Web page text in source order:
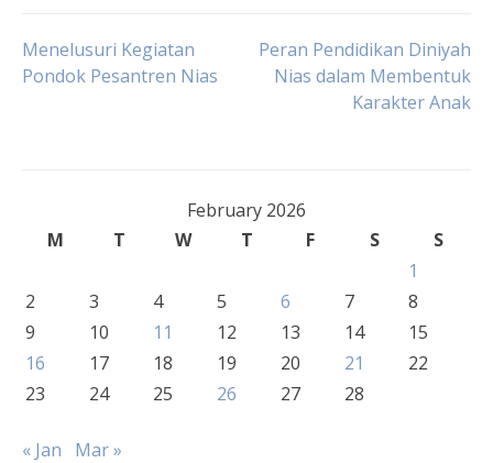
Post
Menelusuri Kegiatan
Pondok Pesantren Nias
Peran Pendidikan Diniyah
Nias dalam Membentuk
Karakter Anak
February 2026
M
T W T F S
S
1
2
3 4 5 6 7
8
9
10 11 12 13 14
15
16
17 18 19 20 21
22
23
24 25 26 27 28
« Jan Mar »